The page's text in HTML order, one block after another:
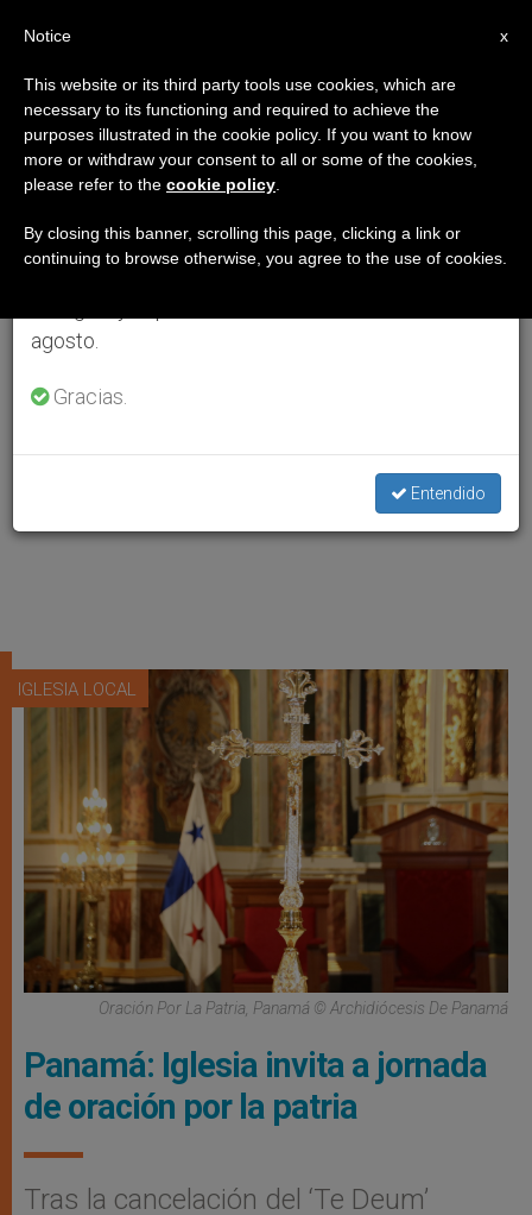
IGLESIA LOCAL
Oración Por La Patria, Panamá © Archidiócesis De Panamá
Panamá: Iglesia invita a jornada
de oración por la patria
Tras la cancelación del ‘Te Deum’
×
Aviso importante
Del 27 de julio al 7 de agosto haremos la pausa
anual, aprovechando que en el periodo de verano
se generan menos informaciones y también el
agosto.
Gracias.
Entendido
x
Notice
This website or its third party tools use cookies, which are
necessary to its functioning and required to achieve the
purposes illustrated in the cookie policy. If you want to know
more or withdraw your consent to all or some of the cookies,
please refer to the cookie policy
By closing this banner, scrolling this page, clicking a link or
continuing to browse otherwise, you agree to the use of cookies.